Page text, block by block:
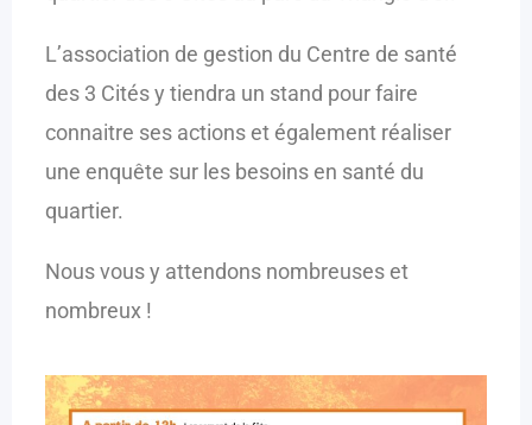
L’association de gestion du Centre de santé
des 3 Cités y tiendra un stand pour faire
connaitre ses actions et également réaliser
une enquête sur les besoins en santé du
quartier.
Nous vous y attendons nombreuses et
nombreux !